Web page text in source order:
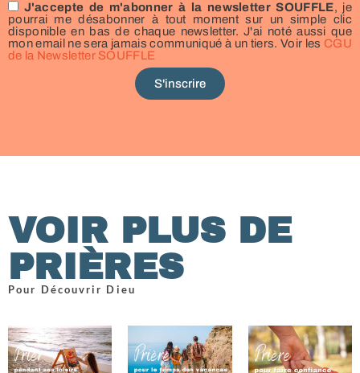
J'accepte de m'abonner à la newsletter SOUFFLE, je
pourrai me désabonner à tout moment sur un simple clic
disponible en bas de chaque newsletter. J'ai noté aussi que
mon email ne sera jamais communiqué à un tiers. Voir les CGU
de la Newsletter SOUFFLE
S'inscrire
VOIR PLUS DE
PRIÈRES
Pour Découvrir Dieu